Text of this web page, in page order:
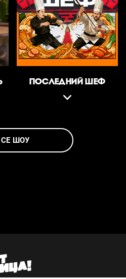
ПОСЛЕДНИЙ ШЕФ
ШОУ